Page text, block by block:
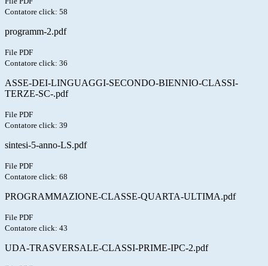
Contatore click: 58
programm-2.pdf
File PDF
Contatore click: 36
ASSE-DEI-LINGUAGGI-SECONDO-BIENNIO-CLASSI-
TERZE-SC-.pdf
File PDF
Contatore click: 39
sintesi-5-anno-LS.pdf
File PDF
Contatore click: 68
PROGRAMMAZIONE-CLASSE-QUARTA-ULTIMA.pdf
File PDF
Contatore click: 43
UDA-TRASVERSALE-CLASSI-PRIME-IPC-2.pdf